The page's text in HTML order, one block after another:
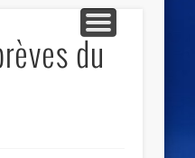
du